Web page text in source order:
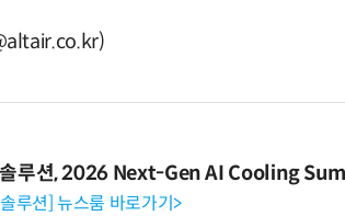
루션, 2026 Next-Gen AI Cooling
루션] 뉴스룸 바로가기>